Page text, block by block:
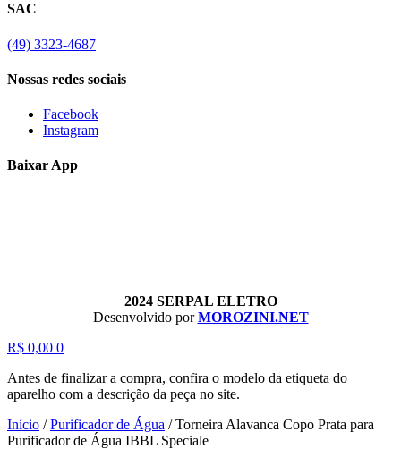
SAC
(49) 3323-4687
Nossas redes sociais
Facebook
Instagram
Baixar App
2024 SERPAL ELETRO
Desenvolvido porMOROZINI.NET
R$ 0,00 0
Antes de finalizar a compra, confira o modelo da etiqueta do
aparelho com a descrição da peça no site.
Início /Purificador de Água /Torneira Alavanca Copo Prata para
Purificador de Água IBBL Speciale